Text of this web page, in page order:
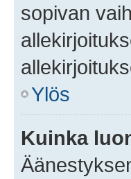
sopivan
Ylös
Kuinka